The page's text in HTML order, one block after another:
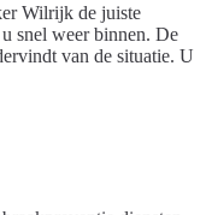
Wilrijk de juiste
snel weer binnen. De
van de situatie. U